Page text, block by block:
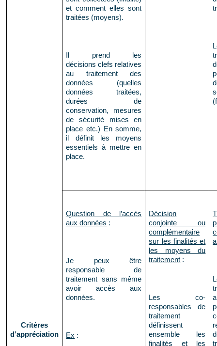
Critères
d’appréciation
et comment elles sont
traitées (moyens).
Il prend les
décisions clefs relatives
au traitement des
données (quelles
données traitées,
durées de
conservation, mesures
de sécurité mises en
place etc.) En somme,
il définit les moyens
essentiels à mettre en
place.
Question de l’accès
aux données :
Je peux être
responsable de
traitement sans même
avoir accès aux
données.
Ex :
Décision
conjointe ou
complémentaire
sur les finalités et
les moyens du
traitement :
Les co-
responsables de
traitement
définissent
ensemble les
finalités et les